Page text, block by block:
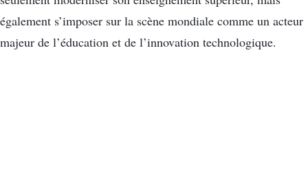
également s’imposer sur la scène mondiale comme un acteur
majeur de l’éducation et de l’innovation technologique.